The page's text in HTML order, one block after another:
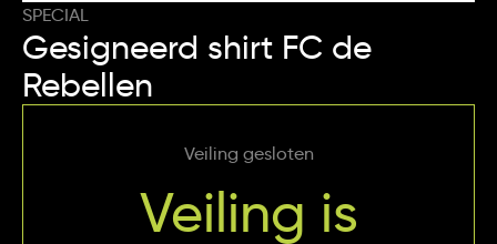
SPECIAL
Gesigneerd shirt FC de
Rebellen
Veiling gesloten
Veiling is